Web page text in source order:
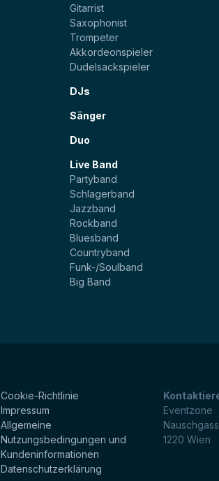
Gitarrist
Saxophonist
Trompeter
Akkordeonspieler
Dudelsackspieler
DJs
Sänger
Duo
Live Band
Partyband
Schlagerband
Jazzband
Rockband
Bluesband
Countryband
Funk-/Soulband
Big Band
Cookie-Richtlinie
Impressum
Allgemeine
Nutzungsbedingungen und
Kundeninformationen
Datenschutzerklärung
Eventzone
1220 Wien